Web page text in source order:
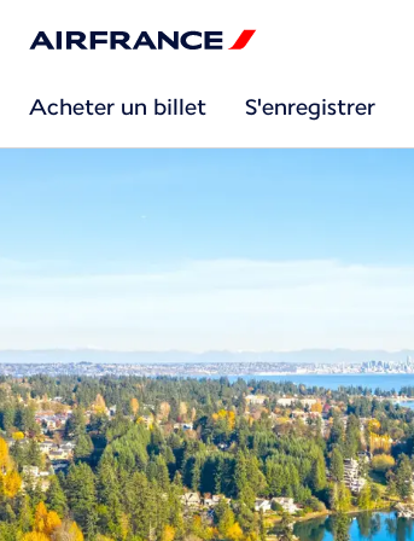
Acheter un billet S'enregistrer